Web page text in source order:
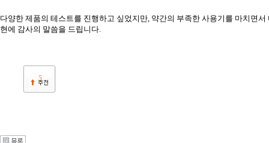
다양한 제품의 테스트를 진행하고 싶었지만, 약간의 부족한 사용기를 마치면
현에 감사의 말씀을 드립니다.
5